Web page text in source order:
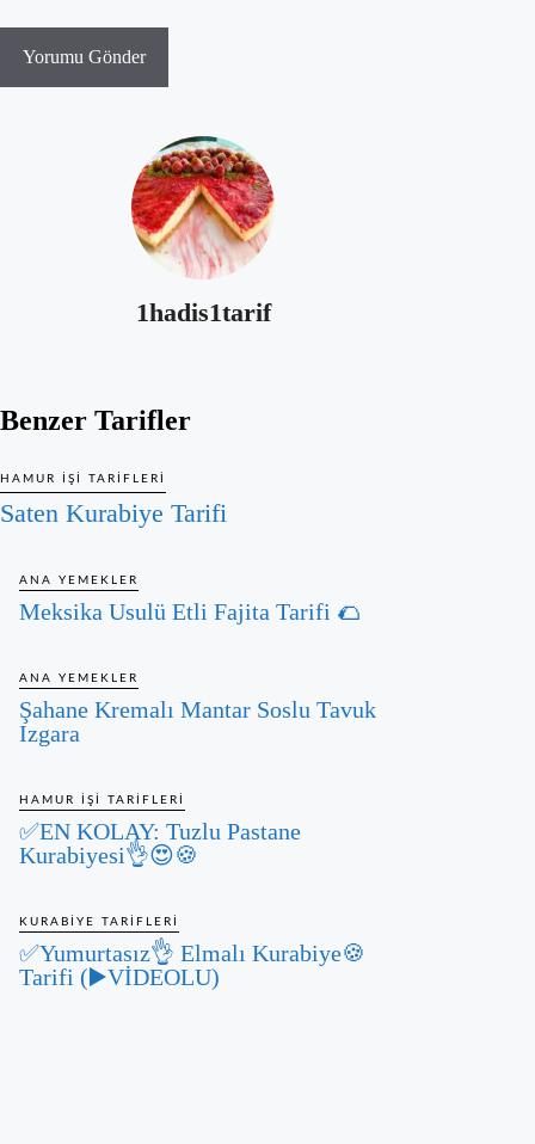
1hadis1tarif
Benzer Tarifler
HAMUR İŞI TARIFLERI
Saten Kurabiye Tarifi
ANA YEMEKLER
Meksika Usulü Etli Fajita Tarifi 🌮
ANA YEMEKLER
Şahane Kremalı Mantar Soslu Tavuk
Izgara
HAMUR İŞI TARIFLERI
✅EN KOLAY: Tuzlu Pastane
Kurabiyesi👌😍🍪
KURABIYE TARIFLERI
✅Yumurtasız👌 Elmalı Kurabiye🍪
Tarifi (▶️VİDEOLU)